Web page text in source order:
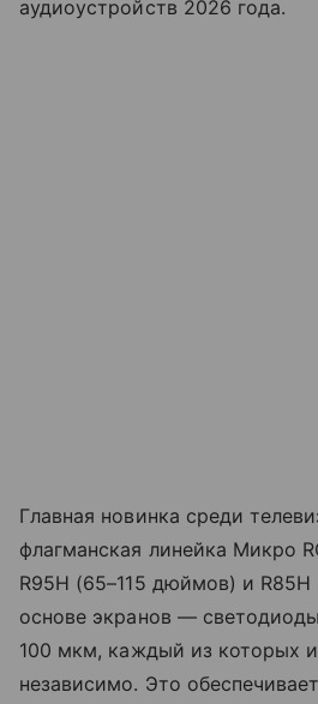
аудиоустройств 2026 года.
Главная новинка среди
флагманская линейка Микро
R95H (65–115 дюймов) и
основе экранов —
100 мкм, каждый из которых
независимо. Это